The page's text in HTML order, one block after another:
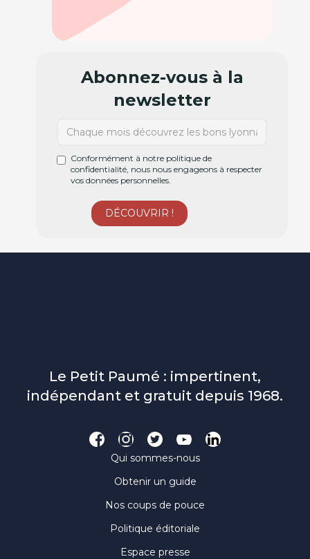
Abonnez-vous à la
newsletter
Conformément à notre politique de
confidentialité, nous nous engageons à respecter
vos données personnelles.
Le Petit Paumé : impertinent,
indépendant et gratuit depuis 1968.
Qui sommes-nous
Obtenir un guide
Nos coups de pouce
Politique éditoriale
Espace presse